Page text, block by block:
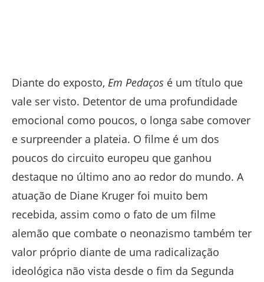
Diante do exposto, Em Pedaços é um título que
vale ser visto. Detentor de uma profundidade
emocional como poucos, o longa sabe comover
e surpreender a plateia. O filme é um dos
poucos do circuito europeu que ganhou
destaque no último ano ao redor do mundo. A
atuação de Diane Kruger foi muito bem
recebida, assim como o fato de um filme
alemão que combate o neonazismo também ter
valor próprio diante de uma radicalização
ideológica não vista desde o fim da Segunda